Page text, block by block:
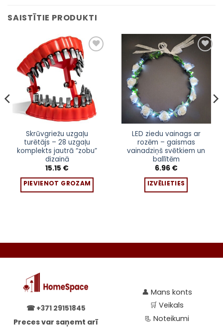
SAISTĪTIE PRODUKTI
Pievienot
sarakstam
Skrūvgriežu uzgaļu
turētājs – 28 uzgaļu
komplekts jautrā “zobu”
dizainā
15.15 €
PIEVIENOT GROZAM
Pievienot
sarakstam
LED ziedu vainags ar
rozēm – gaismas
vainadziņš svētkiem un
ballītēm
6.96 €
IZVĒLIETIES
This
product
has
product
☎ +371 29151845
Preces var saņemt arī
👤 Mans konts
🛒Veikals
📃Noteikumi